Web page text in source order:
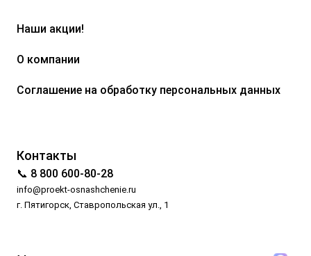
Наши акции!
О компании
Соглашение на обработку персональных данных
Контакты
📞 8 800 600-80-28
info@proekt-osnashchenie.ru
г. Пятигорск, Ставропольская ул., 1